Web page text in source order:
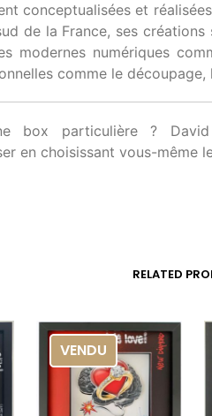
conceptualisées et
de la France, ses
modernes numériques
comme le
box particulière ?
en choisissant vous-même
RELATED
VENDU